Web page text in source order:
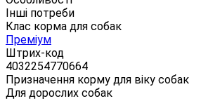
Інші потреби
Клас корма для собак
Преміум
Штрих-код
4032254770664
Призначення корму для віку собак
Для дорослих собак